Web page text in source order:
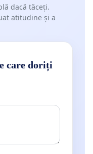
dacă tăceți.
atitudine și a
care doriți